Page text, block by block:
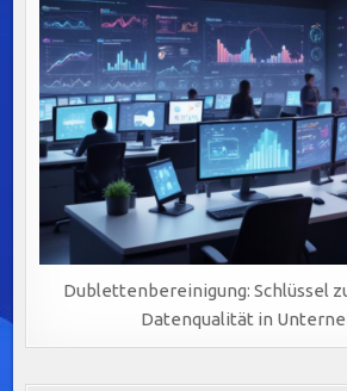
Dublettenbereinigung: Schlüssel
Datenqualität in